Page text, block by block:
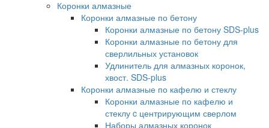
Коронки алмазные
Коронки алмазные по бетону
Коронки алмазные по бетону SDS-plus
Коронки алмазные по бетону для
сверлильных установок
Удлинитель для алмазных коронок,
хвост. SDS-plus
Коронки алмазные по кафелю и стеклу
Коронки алмазные по кафелю и
стеклу c центрирующим сверлом
Наборы алмазных коронок